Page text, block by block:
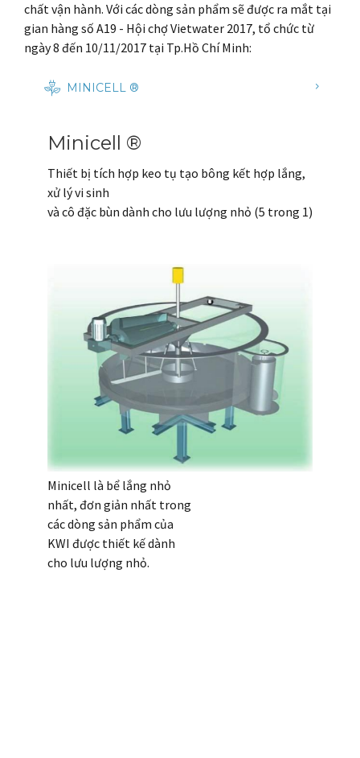
chất vận hành. Với các dòng sản phẩm sẽ được ra mắt tại
gian hàng số A19 - Hội chợ Vietwater 2017, tổ chức từ
ngày 8 đến 10/11/2017 tại Tp.Hồ Chí Minh:
MINICELL ®
Minicell ®
Thiết bị tích hợp keo tụ tạo bông kết hợp lắng,
xử lý vi sinh
và cô đặc bùn dành cho lưu lượng nhỏ (5 trong 1)
Minicell là bể lắng nhỏ
nhất, đơn giản nhất trong
các dòng sản phẩm của
KWI được thiết kế dành
cho lưu lượng nhỏ.